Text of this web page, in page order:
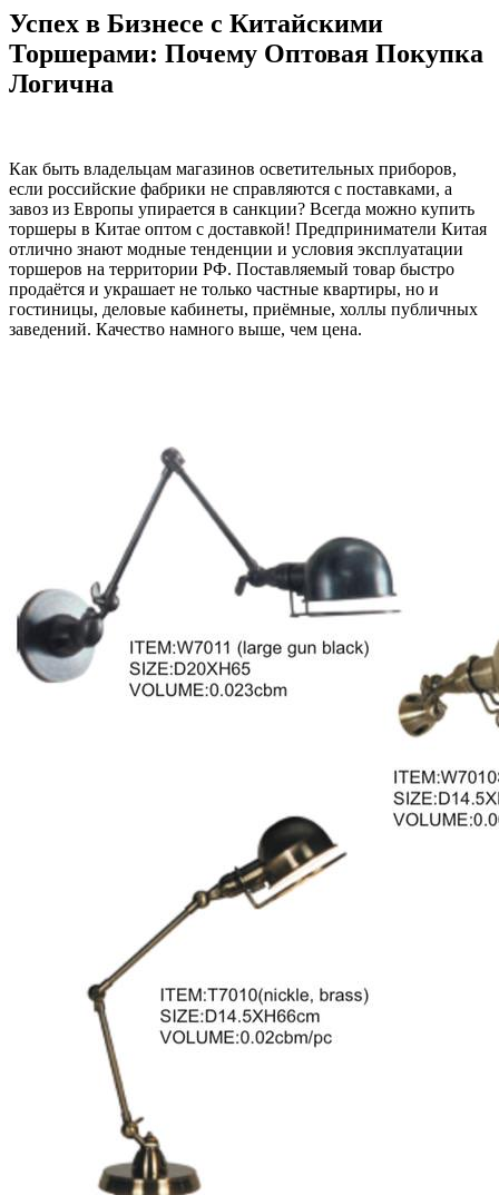
Успех в Бизнесе с Китайскими
Торшерами: Почему Оптовая Покупка
Логична
Как быть владельцам магазинов осветительных приборов,
если российские фабрики не справляются с поставками, а
завоз из Европы упирается в санкции? Всегда можно купить
торшеры в Китае оптом с доставкой! Предприниматели Китая
отлично знают модные тенденции и условия эксплуатации
торшеров на территории РФ. Поставляемый товар быстро
продаётся и украшает не только частные квартиры, но и
гостиницы, деловые кабинеты, приёмные, холлы публичных
заведений. Качество намного выше, чем цена.